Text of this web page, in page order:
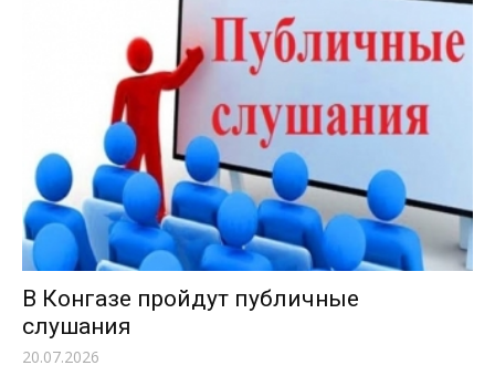
В Конгазе пройдут публичные
слушания
20.07.2026